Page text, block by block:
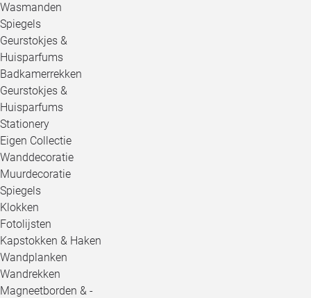
Wasmanden
Spiegels
Geurstokjes &
Huisparfums
Badkamerrekken
Geurstokjes &
Huisparfums
Stationery
Eigen Collectie
Wanddecoratie
Muurdecoratie
Spiegels
Klokken
Fotolijsten
Kapstokken & Haken
Wandplanken
Wandrekken
Magneetborden & -